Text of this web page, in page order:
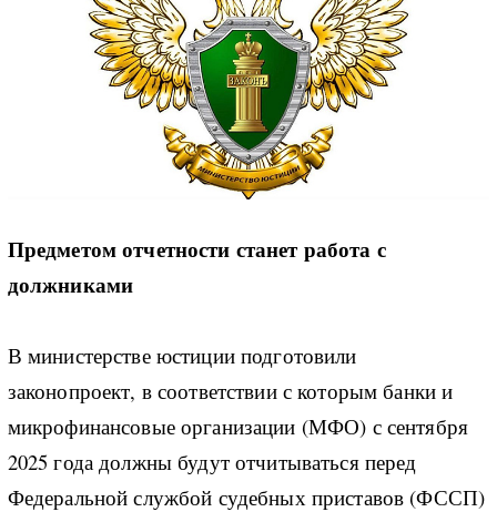
Предметом отчетности станет работа с
должниками
В министерстве юстиции подготовили
законопроект, в соответствии с которым банки и
микрофинансовые организации (МФО) с сентября
2025 года должны будут отчитываться перед
Федеральной службой судебных приставов (ФССП)